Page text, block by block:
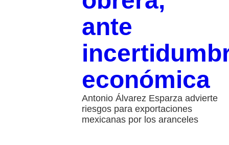
ante
económica
Antonio Álvarez Esparza advierte
riesgos para exportaciones
mexicanas por los aranceles